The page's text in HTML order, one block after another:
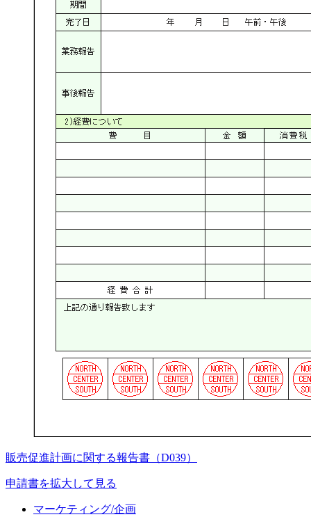
販売促進計画に関する報告書（D039）
申請書を拡大して見る
マーケティング/企画